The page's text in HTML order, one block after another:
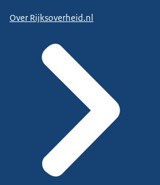
Over Rijksoverheid.nl